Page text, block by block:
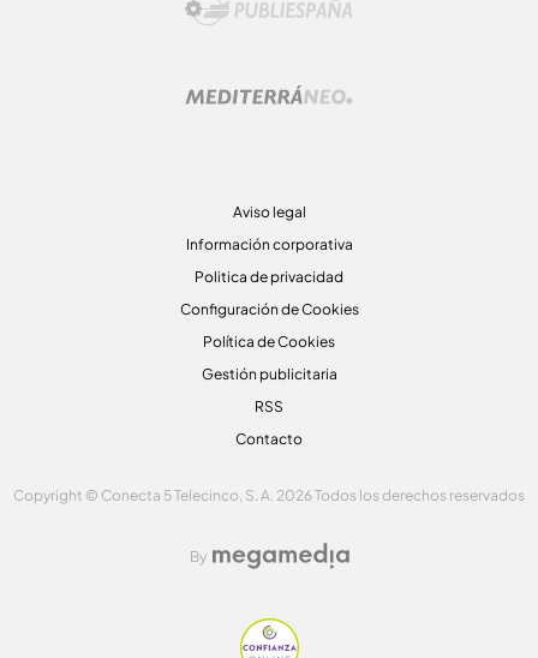
Aviso legal
Información corporativa
Politica de privacidad
Configuración de Cookies
Política de Cookies
Gestión publicitaria
RSS
Contacto
Copyright © Conecta 5 Telecinco, S. A. 2026 Todos los derechos reservados
By